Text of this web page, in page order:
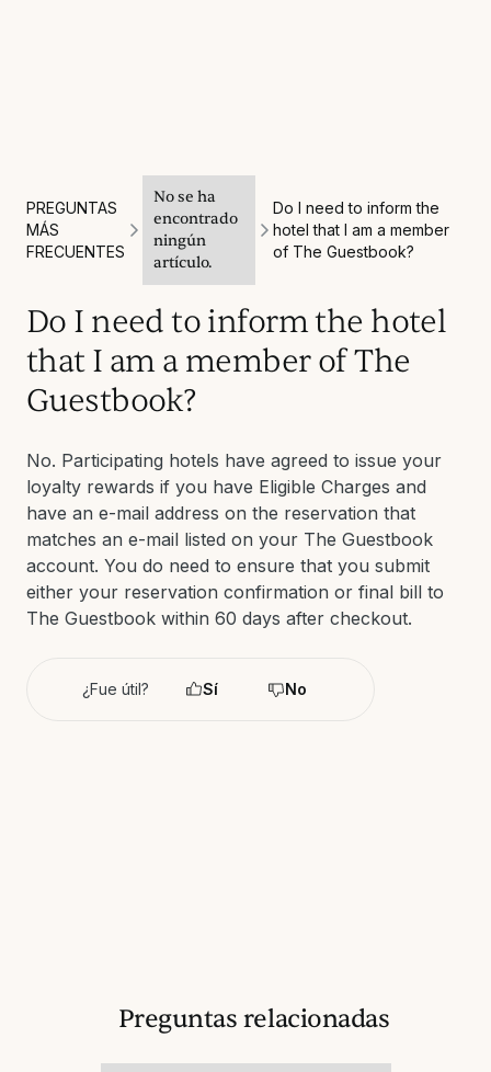
PREGUNTAS
MÁS
FRECUENTES
No se ha
encontrado
ningún
artículo.
Do I need to inform the
hotel that I am a member
of The Guestbook?
Do I need to inform the hotel
that I am a member of The
Guestbook?
No. Participating hotels have agreed to issue your
loyalty rewards if you have Eligible Charges and
have an e-mail address on the reservation that
matches an e-mail listed on your The Guestbook
account. You do need to ensure that you submit
either your reservation confirmation or final bill to
The Guestbook within 60 days after checkout.
¿Fue útil? Sí No
Preguntas relacionadas